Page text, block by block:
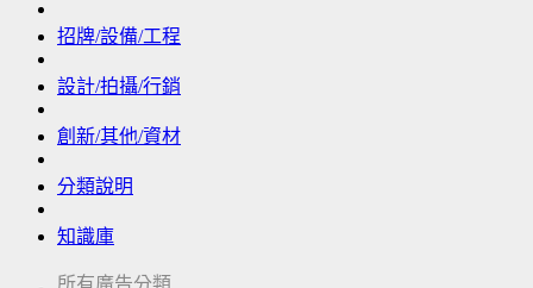
招牌/設備/工程
設計/拍攝/行銷
創新/其他/資材
分類說明
知識庫
所有廣告分類